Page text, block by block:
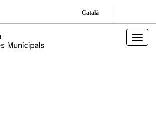
Català